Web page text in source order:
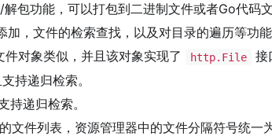
包功能，可以打包到二进制文件或者Go代码
加，文件的检索查找，以及对目录的遍历等功
件对象类似，并且该对象实现了 http.File 接
持递归检索。
持递归检索。
文件列表，资源管理器中的文件分隔符号统一